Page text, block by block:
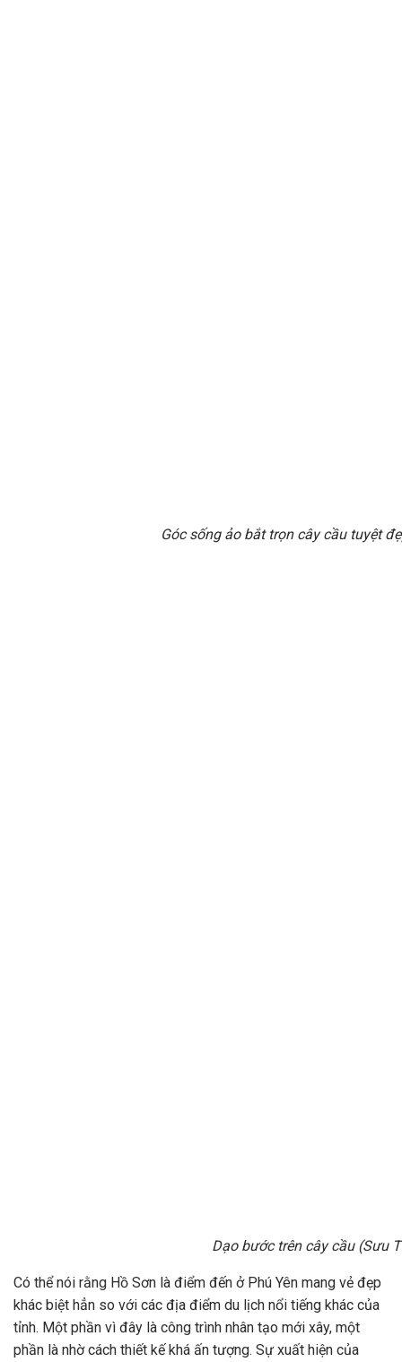
Góc sống ảo bắt trọn cây cầu tuyệt
Dạo bước trên cây cầu (Sưu
Có thể nói rằng Hồ Sơn là điểm đến ở Phú Yên mang vẻ đẹp
khác biệt hẳn so với các địa điểm du lịch nổi tiếng khác của
tỉnh. Một phần vì đây là công trình nhân tạo mới xây, một
phần là nhờ cách thiết kế khá ấn tượng. Sự xuất hiện của